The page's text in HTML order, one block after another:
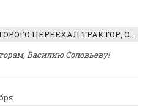
СЕРДЦЕ ПАЦИЕНТА, КОТОРОГО ПЕРЕЕХАЛ ТРАКТОР, ОБНАРУЖИЛИ… В ЖИВОТЕ
Василию Соловьеву!